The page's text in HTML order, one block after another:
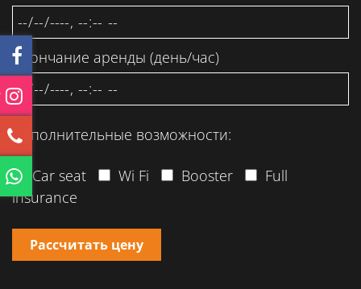
Окончание аренды (день/час)
Дополнительные возможности:
Car seat Wi Fi Booster
Full
insurance
Рассчитать цену